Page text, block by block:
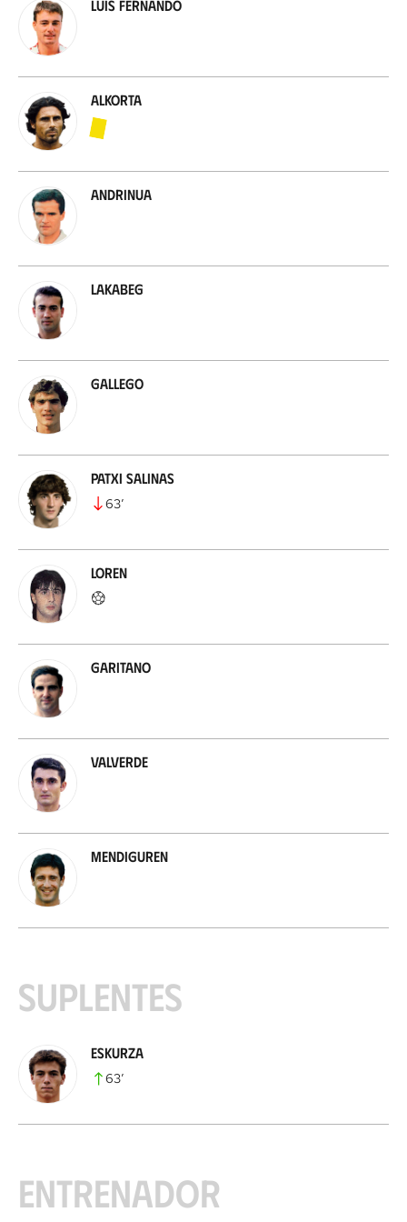
Luis Fernando
Alkorta
Andrinua
Lakabeg
Gallego
Patxi Salinas
63’
Loren
Garitano
Valverde
Mendiguren
Suplentes
Eskurza
63’
Entrenador